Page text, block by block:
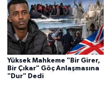
Yüksek Mahkeme "Bir Girer,
Bir Çıkar" Göç Anlaşmasına
"Dur" Dedi